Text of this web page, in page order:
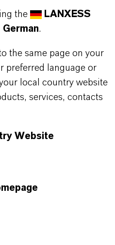
Produkte: Wir
Innovationskraft und
Im Mittelpunkt
jedoch Sie: unsere
profitieren von
globaler Präsenz
Gründe, warum
SIE: UNSERE
the
LANXESS
German.
the same page on your
preferred language or
local country website
services, contacts
Website